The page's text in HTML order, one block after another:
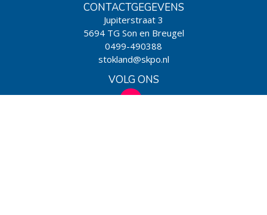
CONTACTGEGEVENS
Jupiterstraat 3
5694 TG Son en Breugel
0499-490388
stokland@skpo.nl
VOLG ONS